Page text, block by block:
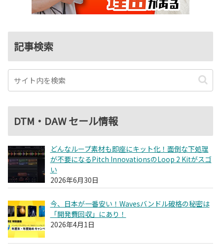
記事検索
DTM・DAW セール情報
どんなループ素材も即座にキット化！面倒な下処理
が不要になるPitch InnovationsのLoop 2 Kitがスゴ
い
2026年6月30日
今、日本が一番安い！Wavesバンドル破格の秘密は
「開発費回収」にあり！
2026年4月1日